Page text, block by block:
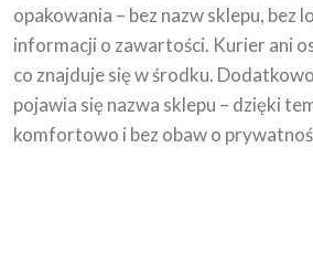
opakowania – bez nazw sklepu, bez
informacji o zawartości. Kurier ani
co znajduje się w środku.
pojawia się nazwa sklepu – dzięki
komfortowo i bez obaw o